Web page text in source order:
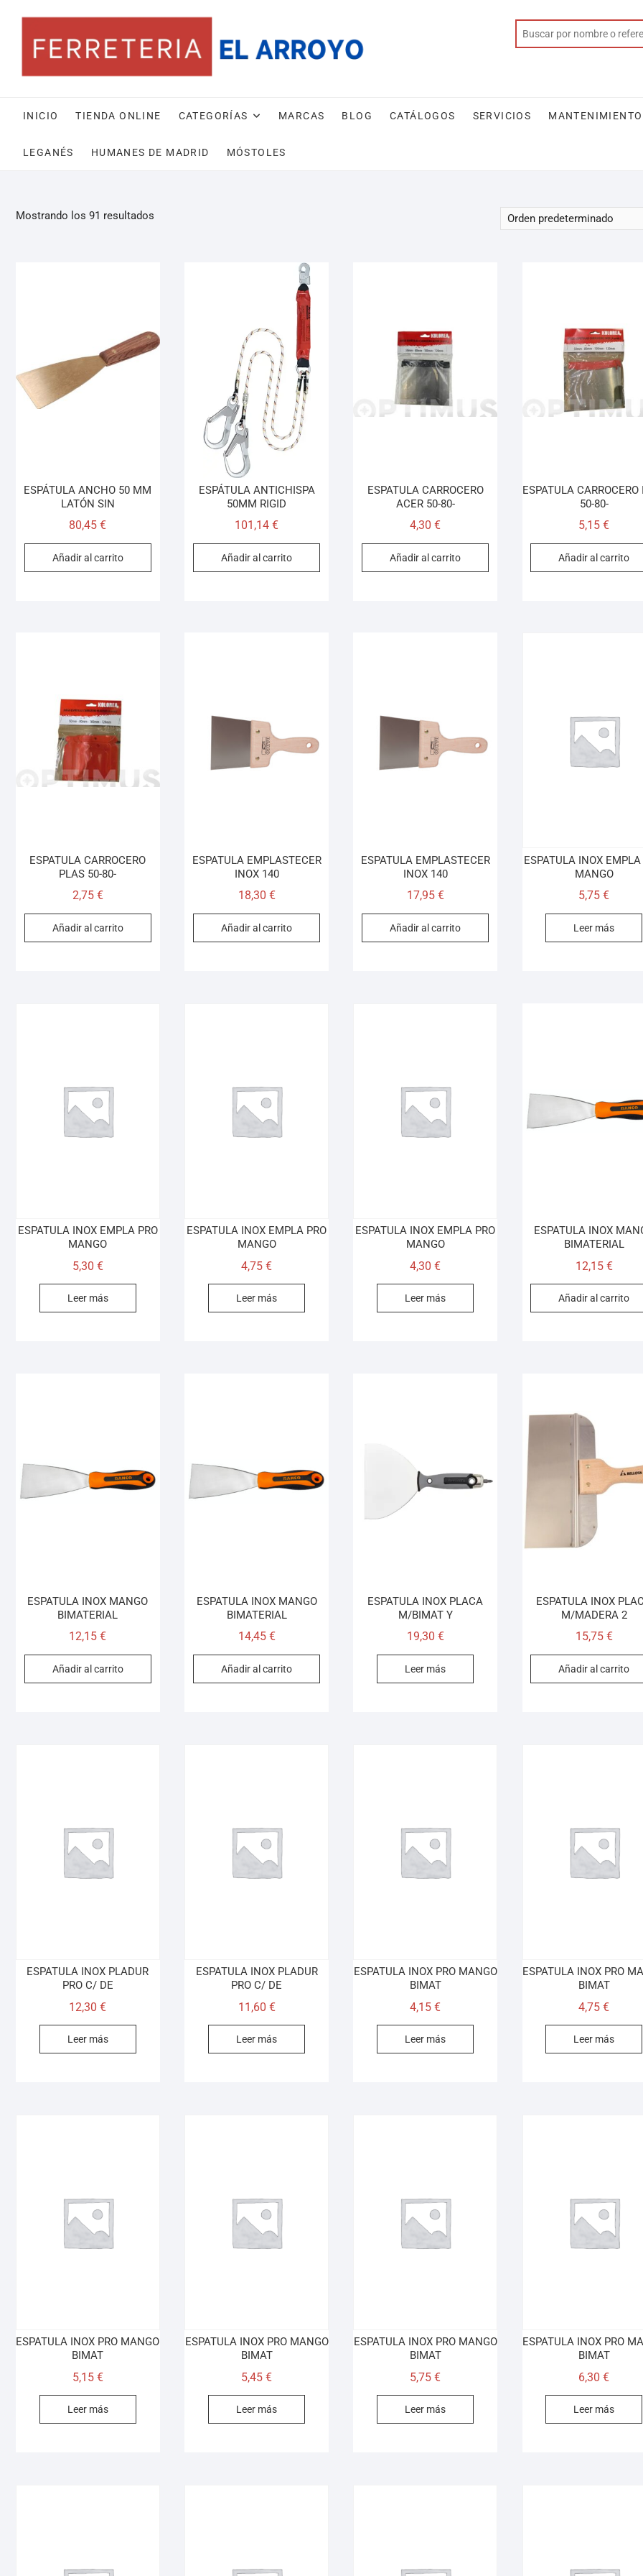
INICIO TIENDA ONLINE CATEGORÍAS MARCAS BLOG CATÁLOGOS SERVICIOS
LEGANÉS HUMANES DE MADRID MÓSTOLES
Mostrando los 91 resultados
ESPÁTULA ANCHO 50 MM
LATÓN SIN
80,45€
Añadir al carrito
ESPÁTULA ANTICHISPA
50MM RIGID
101,14€
Añadir al carrito
ESPATULA CARROCERO
ACER 50-80-
4,30€
Añadir al carrito
ESPATULA CARROCERO
50-80-
5,15€
Añadir al carrito
ESPATULA CARROCERO
PLAS 50-80-
2,75 €
Añadir al carrito
ESPATULA EMPLASTECER
INOX 140
18,30 €
Añadir al carrito
ESPATULA EMPLASTECER
INOX 140
17,95 €
Añadir al carrito
ESPATULA INOX EMPLA
MANGO
5,75€
Leer más
ESPATULA INOX EMPLA PRO
MANGO
5,30 €
Leer más
ESPATULA INOX EMPLA PRO
MANGO
4,75€
Leer más
ESPATULA INOX EMPLA PRO
MANGO
4,30€
Leer más
ESPATULA INOX
BIMATERIAL
12,15 €
Añadir al carrito
ESPATULA INOX MANGO
BIMATERIAL
12,15€
Añadir al carrito
ESPATULA INOX MANGO
BIMATERIAL
14,45 €
Añadir al carrito
ESPATULA INOX PLACA
M/BIMAT Y
19,30 €
Leer más
ESPATULA INOX
M/MADERA 2
15,75 €
Añadir al carrito
ESPATULA INOX PLADUR
PRO C/ DE
12,30€
Leer más
ESPATULA INOX PLADUR
PRO C/ DE
11,60 €
Leer más
ESPATULA INOX PRO MANGO
BIMAT
4,15€
Leer más
ESPATULA INOX PRO
BIMAT
4,75€
Leer más
ESPATULA INOX PRO MANGO
BIMAT
5,15 €
Leer más
ESPATULA INOX PRO MANGO
BIMAT
5,45€
Leer más
ESPATULA INOX PRO MANGO
BIMAT
5,75€
Leer más
ESPATULA INOX PRO
BIMAT
6,30€
Leer más